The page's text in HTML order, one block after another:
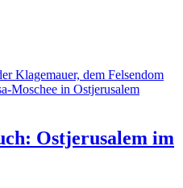
Ostjerusalem im